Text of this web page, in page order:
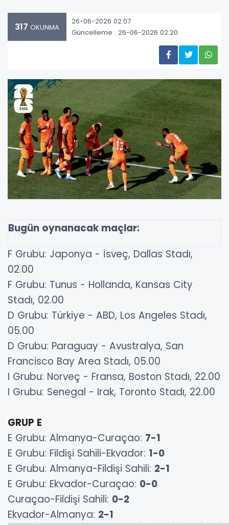
317 OKUNMA
26-06-2026 02:07
Güncelleme : 26-06-2026 02:20
Bugün oynanacak maçlar:
F Grubu: Japonya - İsveç, Dallas Stadı,
02.00
F Grubu: Tunus - Hollanda, Kansas City
Stadı, 02.00
D Grubu: Türkiye - ABD, Los Angeles Stadı,
05.00
D Grubu: Paraguay - Avustralya, San
Francisco Bay Area Stadı, 05.00
I Grubu: Norveç - Fransa, Boston Stadı, 22.00
I Grubu: Senegal - Irak, Toronto Stadı, 22.00
GRUP E
E Grubu: Almanya-Curaçao: 7-1
E Grubu: Fildişi Sahili-Ekvador: 1-0
E Grubu: Almanya-Fildişi Sahili: 2-1
E Grubu: Ekvador-Curaçao: 0-0
Curaçao-Fildişi Sahili: 0-2
Ekvador-Almanya: 2-1